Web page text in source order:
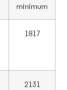
minimum
1817
2131